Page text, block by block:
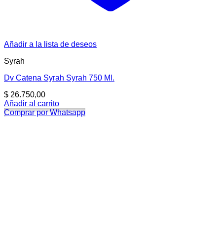
Añadir a la lista de deseos
Syrah
Dv Catena Syrah Syrah 750 Ml.
$ 26.750,00
Añadir al carrito
Comprar por Whatsapp